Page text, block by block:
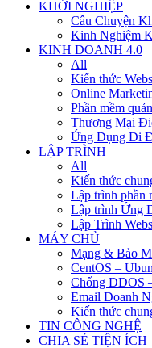
KHỞI NGHIỆP
Câu Chuyện
Kinh Nghiệm
KINH DOANH 4.0
All
Kiến thức
Online
Phần mềm
Thương Mại
Ứng Dụng Di
LẬP TRÌNH
All
Kiến thức
Lập trình phần
Lập trình Ứng
Lập Trình
MÁY CHỦ
Mạng & Bảo
CentOS –
Chống DDOS
Email Doanh
Kiến thức
TIN CÔNG NGHỆ
CHIA SẺ TIỆN ÍCH